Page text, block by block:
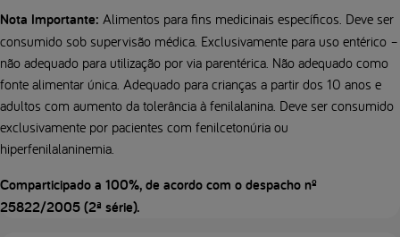
Nota Importante: Alimentos para fins medicinais específicos. Deve ser
consumido sob supervisão médica. Exclusivamente para uso entérico –
não adequado para utilização por via parentérica. Não adequado como
fonte alimentar única. Adequado para crianças a partir dos 10 anos e
adultos com aumento da tolerância à fenilalanina. Deve ser consumido
exclusivamente por pacientes com fenilcetonúria ou
hiperfenilalaninemia.
Comparticipado a 100%, de acordo com o despacho nº
25822/2005 (2ª série).